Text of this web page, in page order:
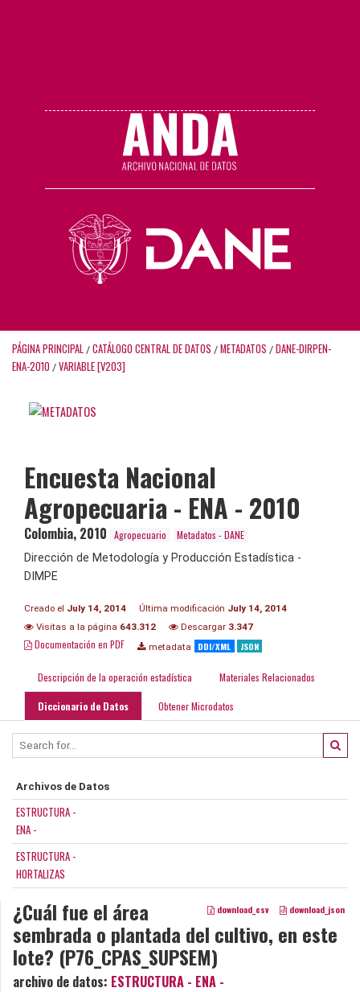
PÁGINA PRINCIPAL / CATÁLOGO CENTRAL DE DATOS / METADATOS / DANE-DIRPEN-
ENA-2010 / VARIABLE [V203]
Encuesta Nacional
Agropecuaria - ENA - 2010
Colombia, 2010 Agropecuario
Metadatos - DANE
Dirección de Metodología y Producción Estadística -
DIMPE
Creado el July 14, 2014 Última modificación July 14, 2014
Visitas a la página 643.312 Descargar 3.347
Documentación en PDF metadata DDI/XML JSON
Descripción de la operación estadística Materiales Relacionados
Diccionario de Datos Obtener Microdatos
Archivos de Datos
ESTRUCTURA -
ENA -
ESTRUCTURA -
HORTALIZAS
download_csv download_json
¿Cuál fue el área
sembrada o plantada del cultivo, en este
lote? (P76_CPAS_SUPSEM)
archivo de datos: ESTRUCTURA - ENA -